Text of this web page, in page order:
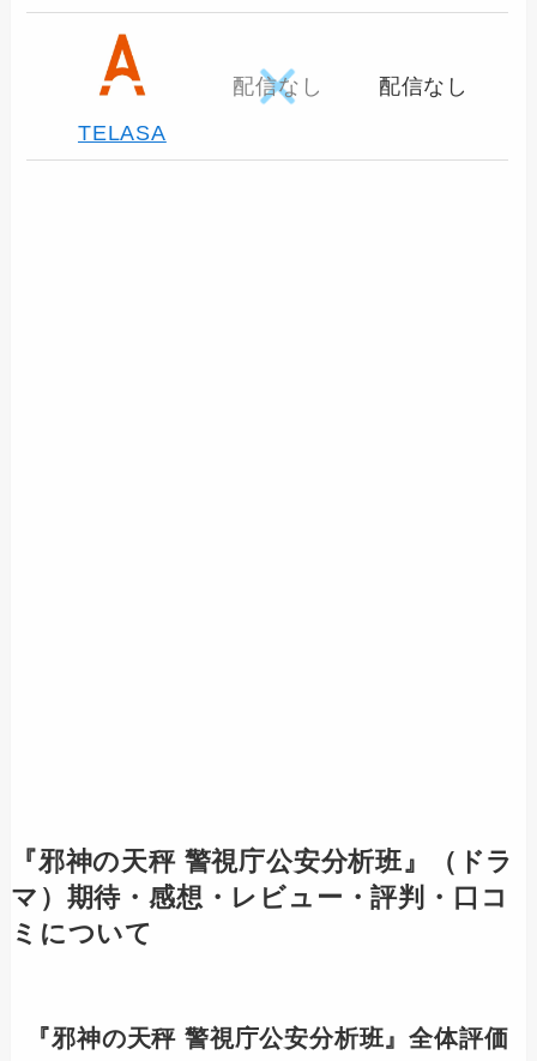
TELASA
配信なし 配信なし
『邪神の天秤 警視庁公安分析班』（ドラ
マ）期待・感想・レビュー・評判・口コ
ミについて
『邪神の天秤 警視庁公安分析班』全体評価